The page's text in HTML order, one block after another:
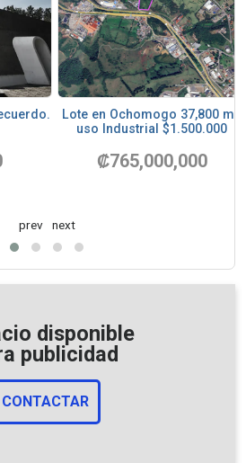
Lote en Ochomogo 37,800 m²,
uso Industrial $1.500.000
₡765,000,000
prev next
disponible
publicidad
CONTACTAR